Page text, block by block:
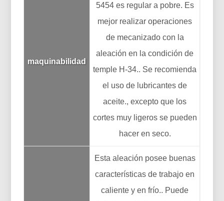
maquinabilidad
5454 es regular a pobre. Es
mejor realizar operaciones
de mecanizado con la
aleación en la condición de
temple H-34.. Se recomienda
el uso de lubricantes de
aceite., excepto que los
cortes muy ligeros se pueden
hacer en seco.
Esta aleación posee buenas
características de trabajo en
caliente y en frío.. Puede